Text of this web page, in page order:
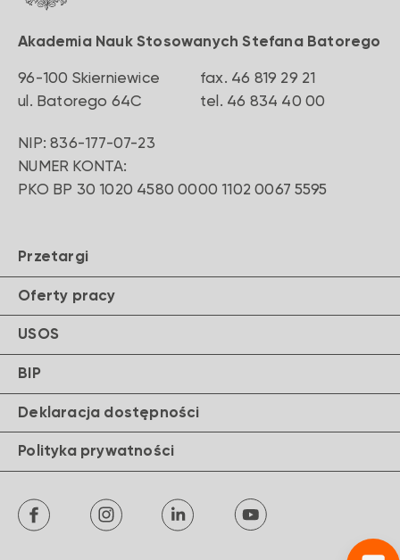
Akademia Nauk Stosowanych Stefana Batorego
96-100 Skierniewice
‍ul. Batorego 64C
fax. 46 819 29 21
‍tel. 46 834 40 00
NIP: 836-177-07-23
NUMER KONTA:
PKO BP 30 1020 4580 0000 1102 0067 5595
Przetargi
Oferty pracy
USOS
BIP
Deklaracja dostępności
Polityka prywatności